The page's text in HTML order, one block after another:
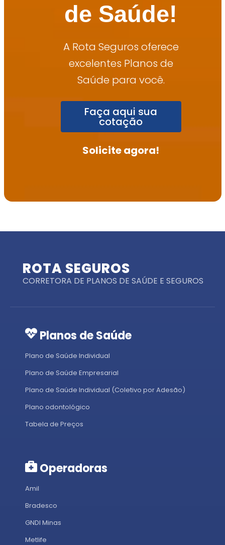
de Saúde!
A Rota Seguros oferece
excelentes Planos de
Saúde para você.
Faça aqui sua
cotação
Solicite agora!
ROTA SEGUROS
CORRETORA DE PLANOS DE SAÚDE E SEGUROS
Planos de Saúde
Plano de Saúde Individual
Plano de Saúde Empresarial
Plano de Saúde Individual (Coletivo por Adesão)
Plano odontológico
Tabela de Preços
Operadoras
Amil
Bradesco
GNDI Minas
Metlife